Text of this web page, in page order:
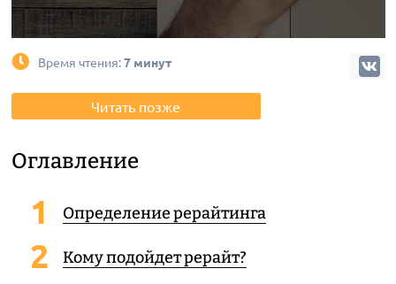
Время чтения:7 минут
Читать позже
Оглавление
Определение рерайтинга
Кому подойдет рерайт?